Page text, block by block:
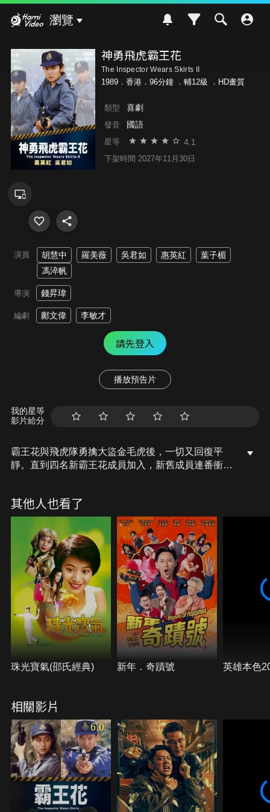
瀏覽
神勇飛虎霸王花
The Inspector Wears Skirts II
1989．香港．96分鐘 ． 輔12級 ．HD畫質
類型 喜劇
發音 國語
星等 4.1
下架時間 2027年11月30日
演員 胡慧中 羅美薇 吳君如 惠英紅
葉子楣
馮淬帆
導演 錢昇瑋
編劇 鄺文偉 李敏才
請先登入
播放預告片
我的星等
影片給分
霸王花與飛虎隊勇擒大盜金毛虎後，一切又回復平
靜。直到四名新霸王花成員加入，新舊成員連番衝
緊對眾人之訓練。盧定國因對胡美紅有意，故處處針
對簡偉仁及飛虎隊…。
其他人也看了
珠光寶氣(邵氏經典) 新年．奇蹟號 英雄本色
相關影片
6.0